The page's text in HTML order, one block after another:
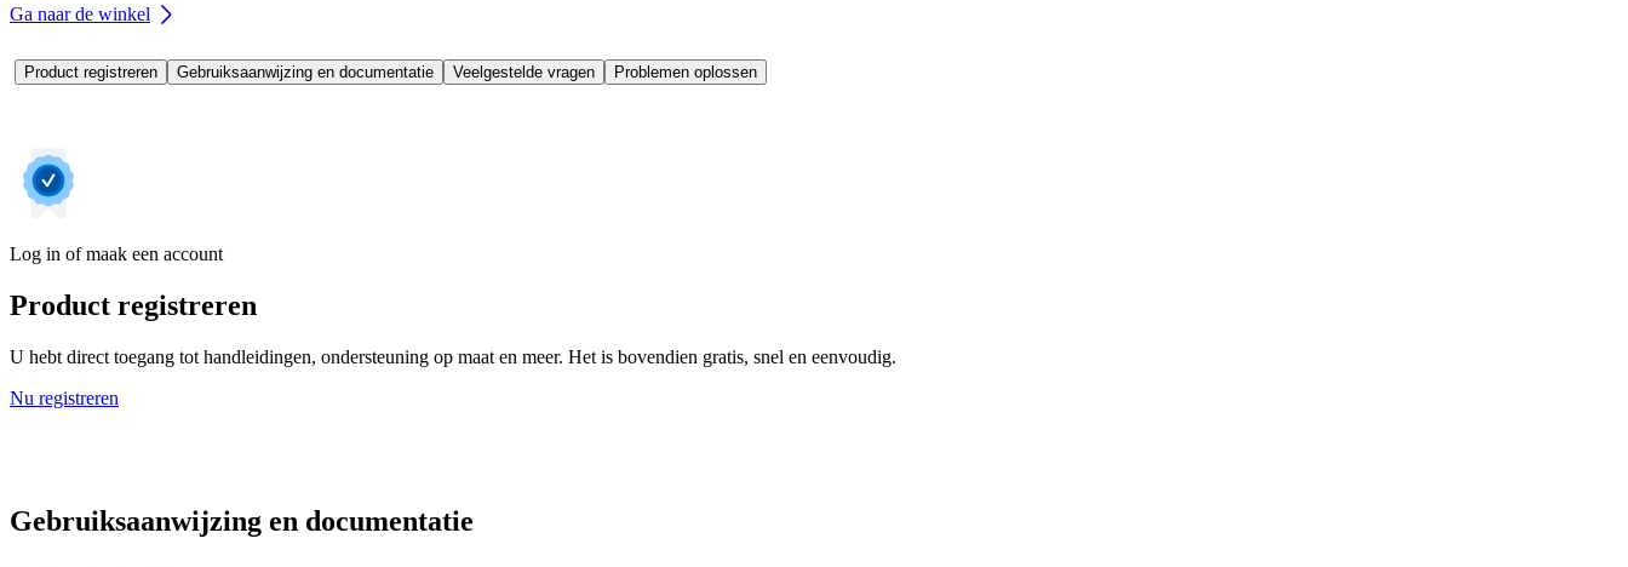
Ga naar de winkel
Product registreren Gebruiksaanwijzing en documentatie Veelgestelde vragen Problemen oplossen
Log in of maak een account
Product registreren
U hebt direct toegang tot handleidingen, ondersteuning op maat en meer. Het is bovendien gratis, snel en eenvoudig.
Nu registreren
Gebruiksaanwijzing en documentatie